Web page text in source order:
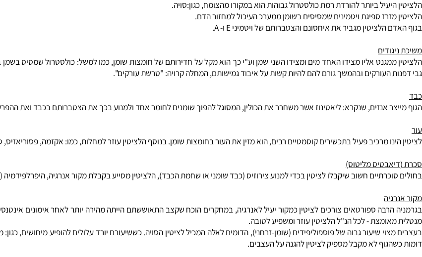
ביותר להורדת רמת כולסטרול גבוהות הוא במקורו מהצומח, כגון:סויה.
ספיגת ויטמינים שמסיסים בשומן ממערכ העיכול למחזור הדם.
אליו מצידו האחד מים ומצידו השני שמן וע"י כך הוא מקל על חדירותם של חומצות שומן, כמו למשל: כולסטרול שמסיס בשמן
מרכיב פעיל בתכשירים קוסמטיים רבים, הוא מזין את העור בחומצות שומן. בנוסף הלציטין עוזר למחלות, כמו: אקזמה, פסוריאזיס,
מליטוס)
חשוב שיקבלו לציטין בכדי למנוע צירוזיס (כבד שומני או שחמת הכבד), הלציטין מסייע בקבלת מקור אנרגיה, היפרלפידמיה
ספורטאים צורכים לציטין כמקור יעיל לאנרגיה, במחקרים הוכח שקצב התאוששתם הייתה מהירה יותר לאחר אימונים
- לכל הנ"ל הלציטין עוזר ומשפיע לטובה.